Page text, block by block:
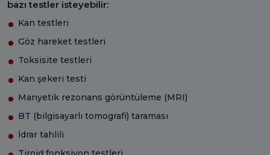
bazı testler isteyebilir:
Kan testleri
Göz hareket testleri
Toksisite testleri
Kan şekeri testi
Manyetik rezonans görüntüleme (MRI)
BT (bilgisayarlı tomografi) taraması
İdrar tahlili